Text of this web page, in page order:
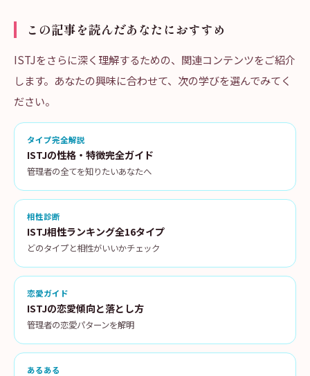
この記事を読んだあなたにおすすめ
ISTJをさらに深く理解するための、関連コンテンツをご紹介
します。あなたの興味に合わせて、次の学びを選んでみてく
ださい。
タイプ完全解説
ISTJの性格・特徴完全ガイド
管理者の全てを知りたいあなたへ
相性診断
ISTJ相性ランキング全16タイプ
どのタイプと相性がいいかチェック
恋愛ガイド
ISTJの恋愛傾向と落とし方
管理者の恋愛パターンを解明
あるある